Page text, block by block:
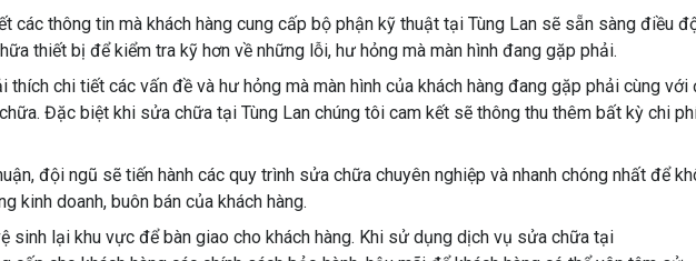
các thông tin mà khách hàng cung cấp bộ phận kỹ thuật tại Tùng Lan sẽ sẵn sàng điều
thiết bị để kiểm tra kỹ hơn về những lỗi, hư hỏng mà màn hình đang gặp phải.
thích chi tiết các vấn đề và hư hỏng mà màn hình của khách hàng đang gặp phải cùng với
Đặc biệt khi sửa chữa tại Tùng Lan chúng tôi cam kết sẽ thông thu thêm bất kỳ chi
đội ngũ sẽ tiến hành các quy trình sửa chữa chuyên nghiệp và nhanh chóng nhất để
kinh doanh, buôn bán của khách hàng.
sinh lại khu vực để bàn giao cho khách hàng. Khi sử dụng dịch vụ sửa chữa tại